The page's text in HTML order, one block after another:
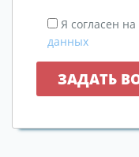
Я согласен на
данных